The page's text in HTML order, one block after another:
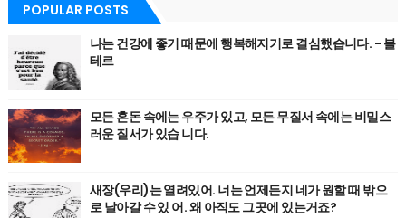
POPULAR POSTS
나는 건강에 좋기 때문에 행복해지기로 결심했습니다. - 볼
테르
모든 혼돈 속에는 우주가 있고, 모든 무질서 속에는 비밀스
러운 질서가 있습 니다.
새장(우리)는 열려있어. 너는 언제든지 네가 원할 때 밖으
로 날아갈 수 있 어. 왜 아직도 그곳에 있는거죠?